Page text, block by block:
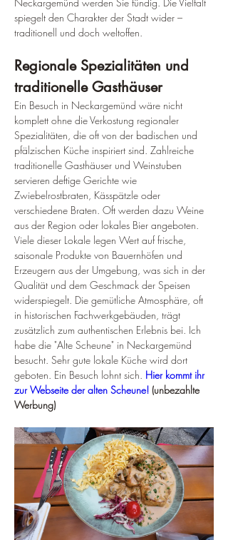
spiegelt den Charakter der Stadt wider –
traditionell und doch weltoffen.
Regionale Spezialitäten und
traditionelle Gasthäuser
Ein Besuch in Neckargemünd wäre nicht
komplett ohne die Verkostung regionaler
Spezialitäten, die oft von der badischen und
pfälzischen Küche inspiriert sind. Zahlreiche
traditionelle Gasthäuser und Weinstuben
servieren deftige Gerichte wie
Zwiebelrostbraten, Kässpätzle oder
verschiedene Braten. Oft werden dazu Weine
aus der Region oder lokales Bier angeboten.
Viele dieser Lokale legen Wert auf frische,
saisonale Produkte von Bauernhöfen und
Erzeugern aus der Umgebung, was sich in der
Qualität und dem Geschmack der Speisen
widerspiegelt. Die gemütliche Atmosphäre, oft
in historischen Fachwerkgebäuden, trägt
zusätzlich zum authentischen Erlebnis bei. Ich
habe die "Alte Scheune" in Neckargemünd
besucht. Sehr gute lokale Küche wird dort
geboten. Ein Besuch lohnt sich. Hier kommt ihr
zur Webseite der alten Scheune! (unbezahlte
Werbung)